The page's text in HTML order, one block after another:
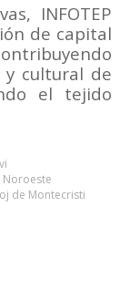
INFOTEP
de capital
y cultural de
el tejido
Noroeste
de Montecristi